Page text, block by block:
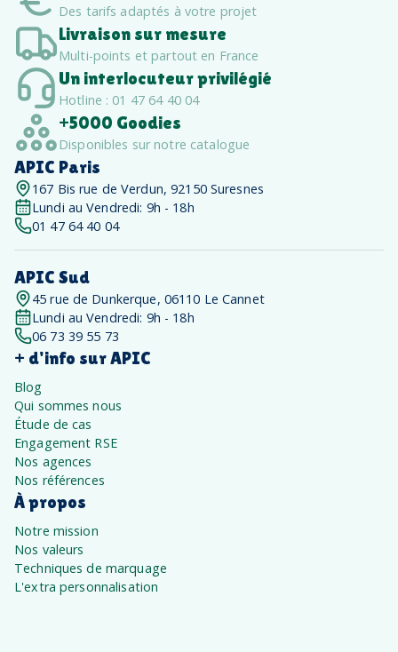
Des tarifs adaptés à votre projet
Livraison sur mesure
Multi-points et partout en France
Un interlocuteur privilégié
Hotline : 01 47 64 40 04
+5000 Goodies
Disponibles sur notre catalogue
APIC Paris
167 Bis rue de Verdun, 92150 Suresnes
Lundi au Vendredi: 9h - 18h
01 47 64 40 04
APIC Sud
45 rue de Dunkerque, 06110 Le Cannet
Lundi au Vendredi: 9h - 18h
06 73 39 55 73
+ d'info sur APIC
Blog
Qui sommes nous
Étude de cas
Engagement RSE
Nos agences
Nos références
À propos
Notre mission
Nos valeurs
Techniques de marquage
L'extra personnalisation